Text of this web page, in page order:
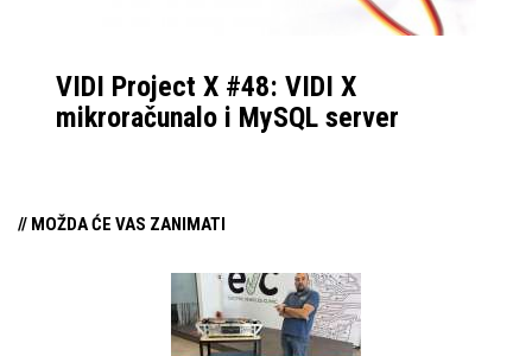
VIDI Project X #48: VIDI X
mikroračunalo i MySQL server
// MOŽDA ĆE VAS ZANIMATI